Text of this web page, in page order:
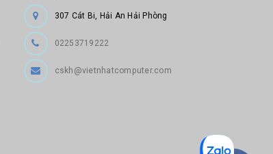
307 Cát Bi, Hải An Hải Phòng
02253719222
cskh@vietnhatcomputer.com